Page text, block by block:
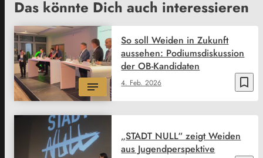
Das könnte Dich auch interessieren
bookmark_border
4. Feb. 2026
So soll Weiden in Zukunft
aussehen: Podiumsdiskussion
der OB-Kandidaten
„STADT NULL“ zeigt Weiden
aus Jugendperspektive